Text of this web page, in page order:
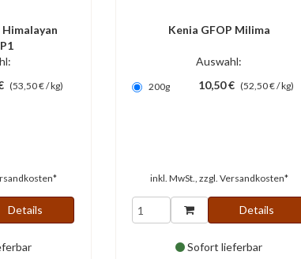
(53,50 € / kg)
Details
Kenia GFOP Milima
Auswahl:
200g 10,50 € (52,50 € / kg)
inkl. MwSt., zzgl. Versandkosten*
Details
Sofort lieferbar